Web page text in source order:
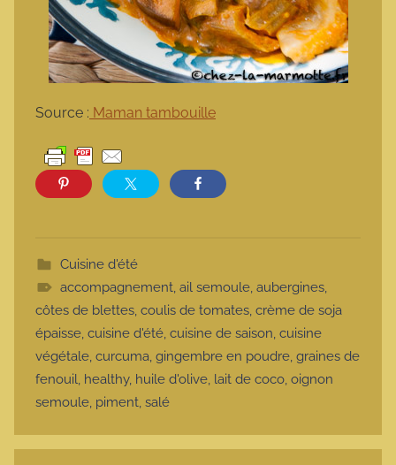
Source : Maman tambouille
Cuisine d'été
accompagnement, ail semoule, aubergines,
côtes de blettes, coulis de tomates, crème de soja
épaisse, cuisine d'été, cuisine de saison, cuisine
végétale, curcuma, gingembre en poudre, graines de
fenouil, healthy, huile d'olive, lait de coco, oignon
semoule, piment, salé